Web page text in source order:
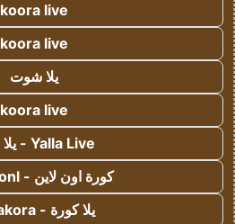
koora live
koora live
يلا شوت
koora live
Yalla Live - يلا لايف
كورة اون لاين - koora onl
يلا كورة - yallakora